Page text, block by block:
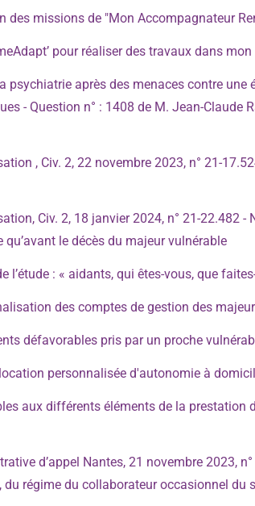
des missions de "Mon Accompagnateur
pour réaliser des travaux dans
après des menaces contre une
- Question n° : 1408 de M. Jean-Claude
, Civ. 2, 22 novembre 2023, n° 21-
Civ. 2, 18 janvier 2024, n° 21-22.482 -
qu’avant le décès du majeur vulnérable
l’étude : « aidants, qui êtes-vous, que
des comptes de gestion des
défavorables pris par un proche
personnalisée d'autonomie à
aux différents éléments de la prestation
d’appel Nantes, 21 novembre 2023,
du régime du collaborateur occasionnel